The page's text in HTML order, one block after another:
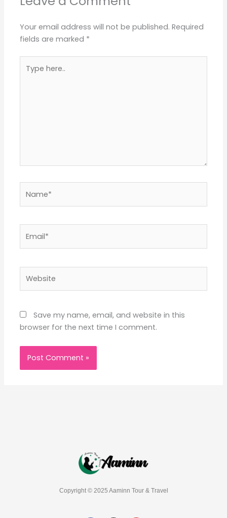
Your email address will not be published. Required
fields are marked *
here..
Save my name, email, and website in this
browser for the next time I comment.
Copyright © 2025 Aaminn Tour & Travel